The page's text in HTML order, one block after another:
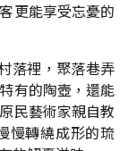
更能享受忘憂的
落裡，聚落巷弄
有的陶壺，還能
民藝術家親自教
慢轉繞成形的琉